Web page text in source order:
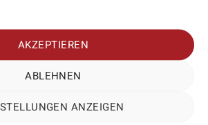
AKZEPTIEREN
ABLEHNEN
ANZEIGEN